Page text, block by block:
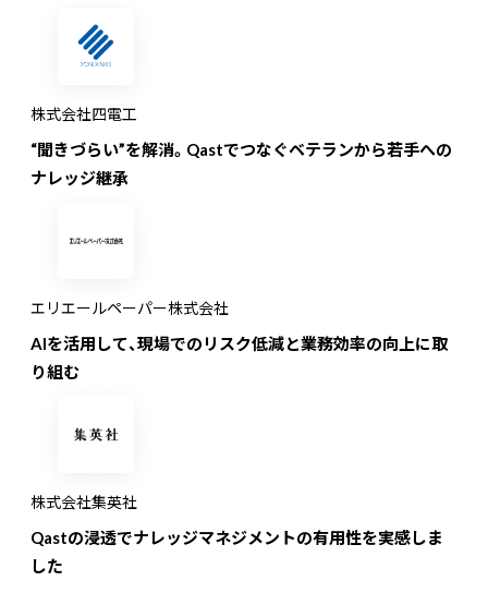
株式会社四電工
“聞きづらい”を解消。Qastでつなぐベテランから若手への
ナレッジ継承
エリエールペーパー株式会社
AIを活用して、現場でのリスク低減と業務効率の向上に取
り組む
株式会社集英社
Qastの浸透でナレッジマネジメントの有用性を実感しま
した